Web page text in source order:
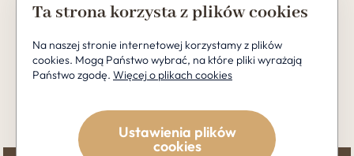
Cookies
Ta strona korzysta z plików cookies
Na naszej stronie internetowej korzystamy z plików
cookies. Mogą Państwo wybrać, na które pliki wyrażają
Państwo zgodę. Więcej o plikach cookies
Ustawienia plików
cookies